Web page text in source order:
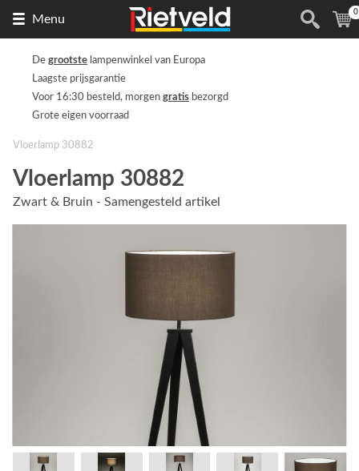
Menu
de
(
0
De grootste lampenwinkel van Europa
Laagste prijsgarantie
Voor 16:30 besteld, morgen gratis bezorgd
Grote eigen voorraad
Vloerlamp 30882
Vloerlamp 30882
Zwart & Bruin - Samengesteld artikel